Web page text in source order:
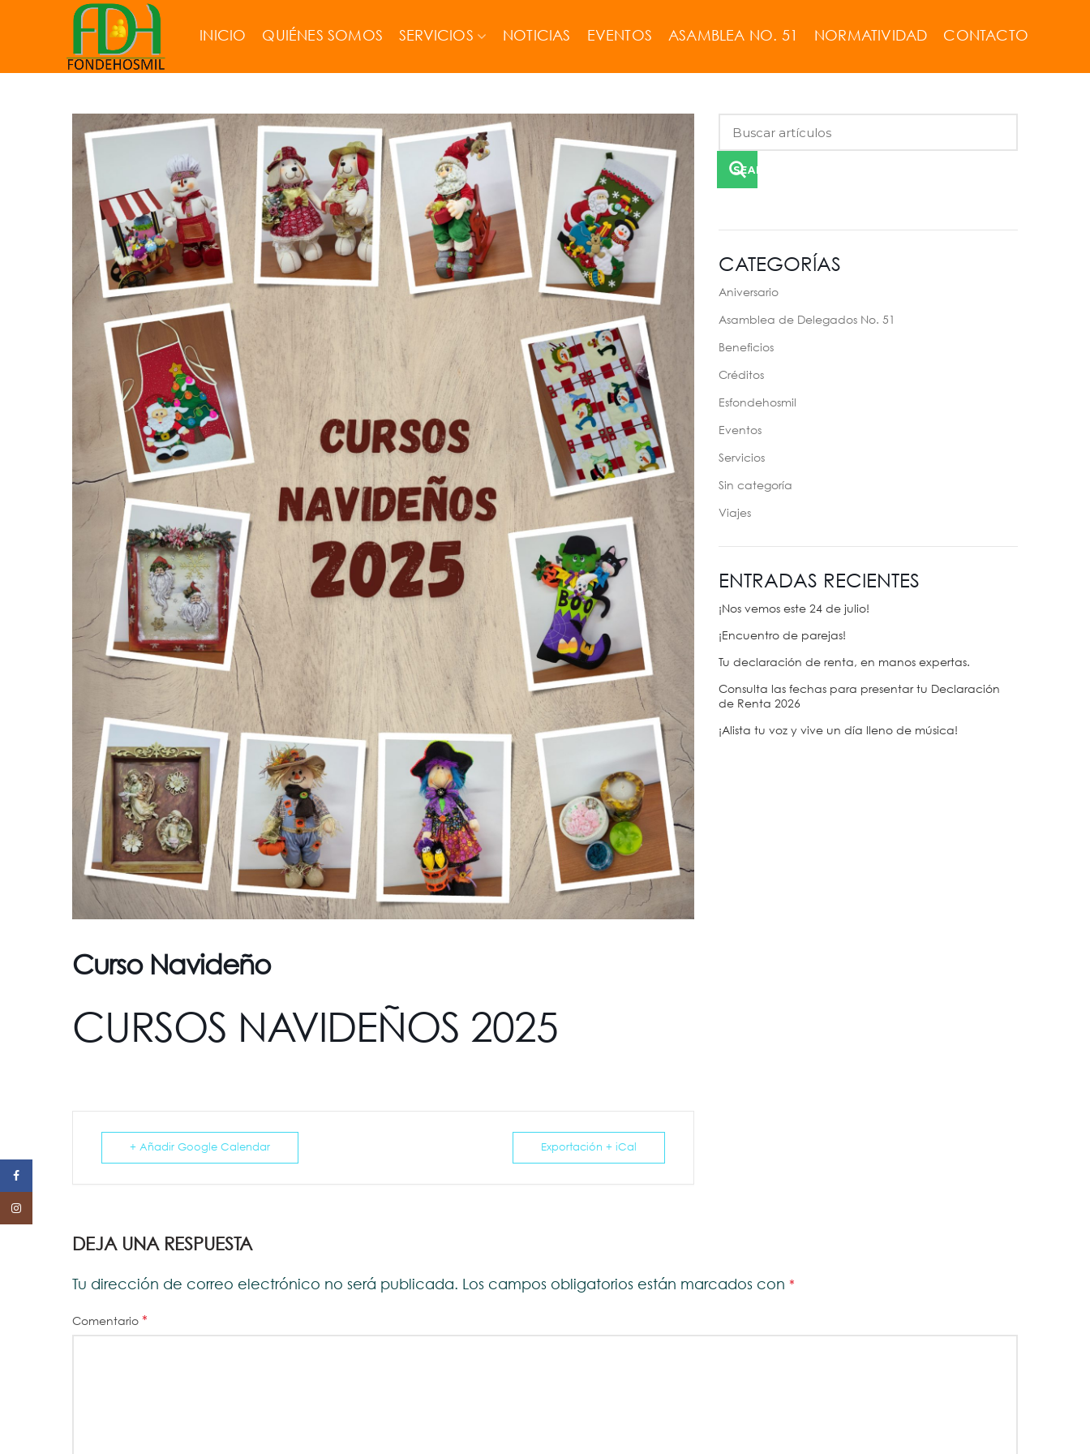
INICIO QUIÉNES SOMOS SERVICIOS NOTICIAS EVENTOS ASAMBLEA NO. 51 NORMATIVIDAD CONTACTO
Curso Navideño
CURSOS NAVIDEÑOS 2025
+ Añadir Google Calendar Exportación + iCal
SEARCH
CATEGORÍAS
Aniversario
Asamblea de Delegados No. 51
Beneficios
Créditos
Esfondehosmil
Eventos
Servicios
Sin categoría
Viajes
ENTRADAS RECIENTES
¡Nos vemos este 24 de julio!
¡Encuentro de parejas!
Tu declaración de renta, en manos expertas.
Consulta las fechas para presentar tu Declaración
de Renta 2026
¡Alista tu voz y vive un día lleno de música!
DEJA UNA RESPUESTA
Tu dirección de correo electrónico no será publicada. Los campos obligatorios están marcados con *
Comentario *